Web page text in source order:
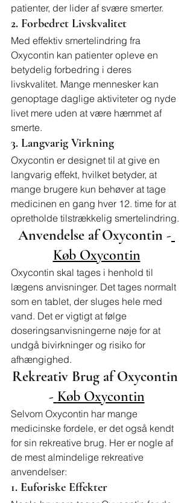
patienter, der lider af svære smerter.
2. Forbedret Livskvalitet
Med effektiv smertelindring fra
Oxycontin kan patienter opleve en
betydelig forbedring i deres
livskvalitet. Mange mennesker kan
genoptage daglige aktiviteter og nyde
livet mere uden at være hæmmet af
smerte.
3. Langvarig Virkning
Oxycontin er designet til at give en
langvarig effekt, hvilket betyder, at
mange brugere kun behøver at tage
medicinen en gang hver 12. time for at
opretholde tilstrækkelig smertelindring.
Anvendelse af Oxycontin -
Køb Oxycontin
Oxycontin skal tages i henhold til
lægens anvisninger. Det tages normalt
som en tablet, der sluges hele med
vand. Det er vigtigt at følge
doseringsanvisningerne nøje for at
undgå bivirkninger og risiko for
afhængighed.
Rekreativ Brug af Oxycontin
- Køb Oxycontin
Selvom Oxycontin har mange
medicinske fordele, er det også kendt
for sin rekreative brug. Her er nogle af
de mest almindelige rekreative
anvendelser:
1. Euforiske Effekter